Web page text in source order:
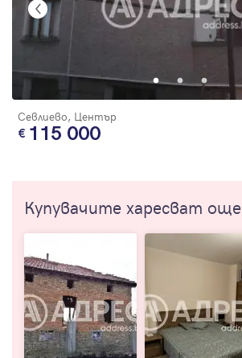
Севлиево, Център
115 000
Купувачите харесват още